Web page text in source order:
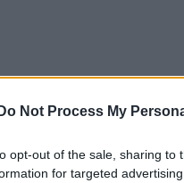
Do Not Process My
opt-out of the sale, sharing
for targeted